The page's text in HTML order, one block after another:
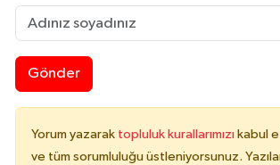
Gönder
Yorum yazarak topluluk kurallarımızı kabul
ve tüm sorumluluğu üstleniyorsunuz.